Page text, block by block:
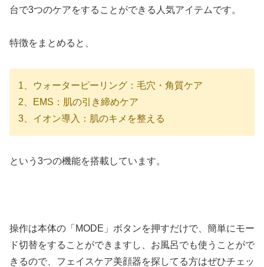
台で3つのケアをすることができる人気アイテムです。
特徴をまとめると、
1、ウォーターピーリング：毛穴・角質ケア
2、EMS：肌の引き締めケア
3、イオン導入：肌のキメを整える
という3つの機能を搭載しています。
操作は本体の「MODE」ボタンを押すだけで、簡単にモー
ド切替をすることができますし、お風呂でも使うことがで
きるので、フェイスケア美顔器を探してる方はぜひチェッ